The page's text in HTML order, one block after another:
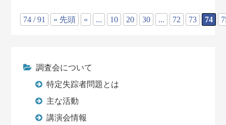
74 / 91 « 先頭 « ... 10 20 30 ... 72 73 74
調査会について
特定失踪者問題とは
主な活動
講演会情報